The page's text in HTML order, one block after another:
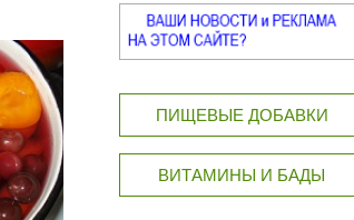
ПИЩЕВЫЕ ДОБАВКИ
ВИТАМИНЫ И БАДЫ